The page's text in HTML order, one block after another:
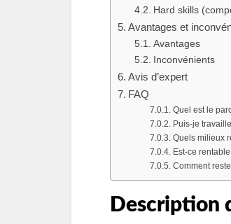
Hard skills
Avantages et
Avantages
Inconvénients
Avis d’expert
FAQ
Quel est le
Puis‑je
Quels milieux
Est‑ce
Comment
Description